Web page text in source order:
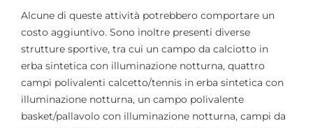
Alcune di queste attività potrebbero comportare un
costo aggiuntivo. Sono inoltre presenti diverse
strutture sportive, tra cui un campo da calciotto in
erba sintetica con illuminazione notturna, quattro
campi polivalenti calcetto/tennis in erba sintetica con
illuminazione notturna, un campo polivalente
basket/pallavolo con illuminazione notturna, campi da